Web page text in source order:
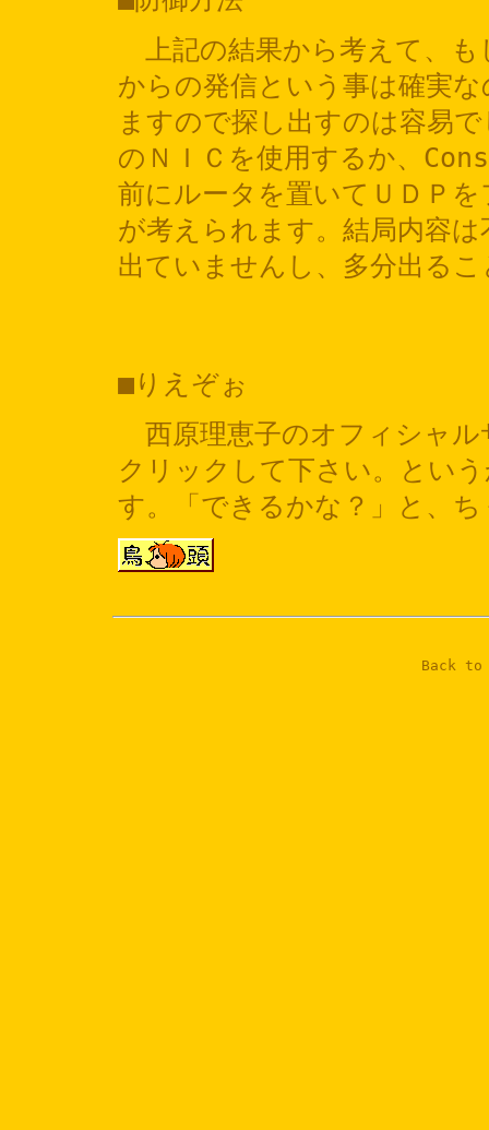
上記の結果から考えて、も
からの発信という事は確実
ますので探し出すのは容易
のＮＩＣを使用するか、
前にルータを置いてＵＤＰ
が考えられます。結局内容
出ていませんし、多分出る
■りえぞぉ
西原理恵子のオフィシャル
クリックして下さい。とい
す。「できるかな？」と、
Back